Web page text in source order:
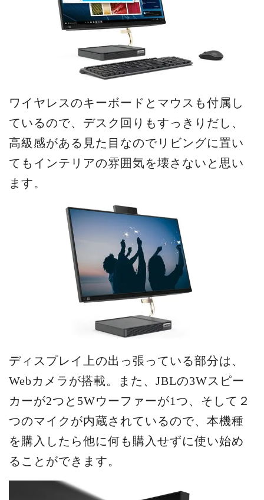
ワイヤレスのキーボードとマウスも付属し
ているので、デスク回りもすっきりだし、
高級感がある見た目なのでリビングに置い
てもインテリアの雰囲気を壊さないと思い
ます。
ディスプレイ上の出っ張っている部分は、
Webカメラが搭載。また、JBLの3Wスピー
カーが2つと5Wウーファーが1つ、そして２
つのマイクが内蔵されているので、本機種
を購入したら他に何も購入せずに使い始め
ることができます。